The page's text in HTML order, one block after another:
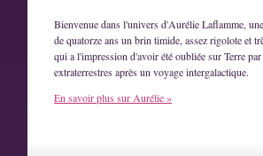
Bienvenue dans l'univers d'Aurélie Laflamme,
de quatorze ans un brin timide, assez rigolote et
qui a l'impression d'avoir été oubliée sur Terre par
extraterrestres après un voyage intergalactique.
En savoir plus sur Aurélie »